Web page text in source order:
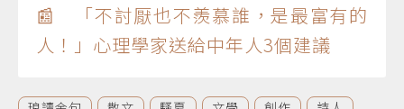
📰 「不討厭也不羨慕誰，是最富有的
人！」心理學家送給中年人3個建議